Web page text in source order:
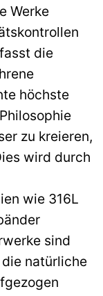
Werke
die
höchste
zu kreieren,
wird durch
wie 316L
sind
natürliche